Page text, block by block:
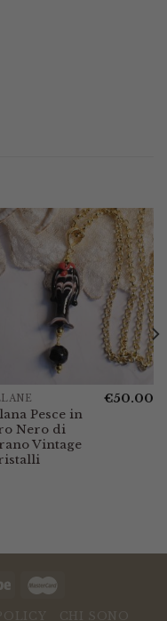
Pesce in
Nero di
Vintage
€50.00